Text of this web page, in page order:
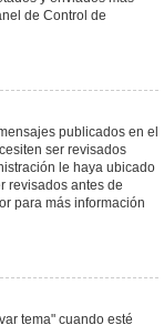
de Control de
publicados en el
ser revisados
le haya ubicado
revisados antes de
para más información
tema" cuando esté